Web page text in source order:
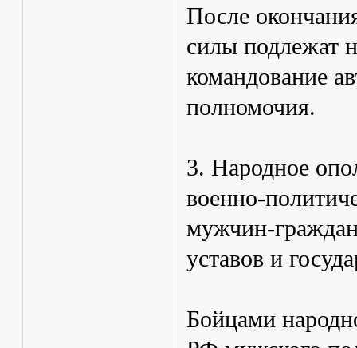
После
силы подлежат
командование
полномочия.
3. Народное
военно-
мужчин-
уставов и
Бойцами